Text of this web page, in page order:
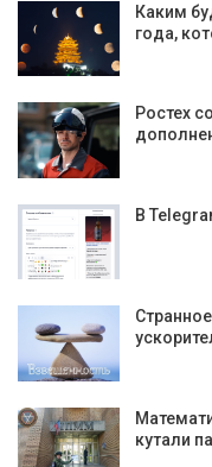
Каким
года,
Ростех
В
кутали